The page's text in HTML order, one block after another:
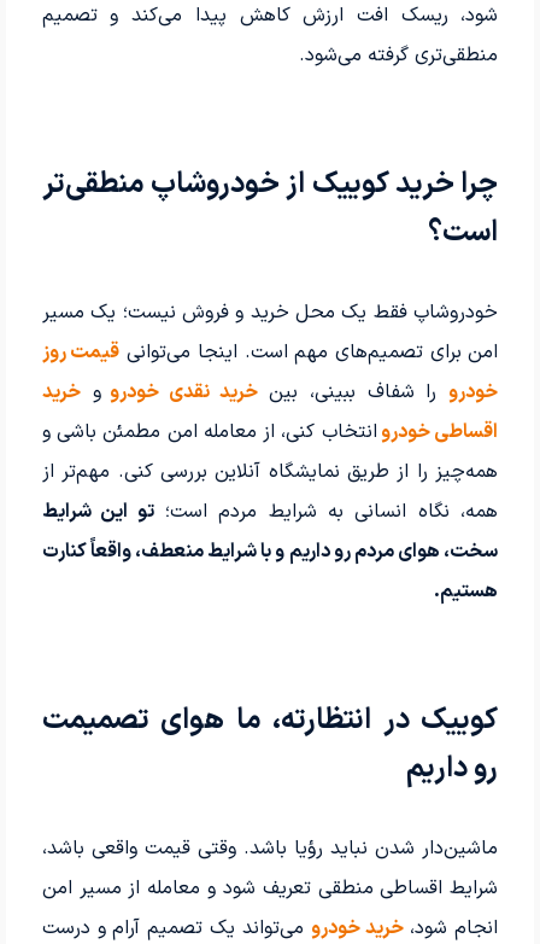
شود، ریسک افت ارزش کاهش پیدا می‌کند و تصمیم
منطقی‌تری گرفته می‌شود.
چرا خرید کوییک از خودروشاپ منطقی‌تر
است؟
خودروشاپ فقط یک محل خرید و فروش نیست؛ یک مسیر
امن برای تصمیم‌های مهم است. اینجا می‌توانی قیمت روز
خودرورا شفاف ببینی، بینخرید نقدی خودرووخرید
اقساطی خودروانتخاب کنی، از معامله امن مطمئن باشی و
همه‌چیز را از طریق نمایشگاه آنلاین بررسی کنی. مهم‌تر از
همه، نگاه انسانی به شرایط مردم است؛تو این شرایط
سخت، هوای مردم رو داریم و با شرایط منعطف، واقعاً کنارت
هستیم.
کوییک در انتظارته، ما هوای تصمیمت
رو داریم
ماشین‌دار شدن نباید رؤیا باشد. وقتی قیمت واقعی باشد،
شرایط اقساطی منطقی تعریف شود و معامله از مسیر امن
انجام شود،خرید خودرو می‌تواند یک تصمیم آرام و درست